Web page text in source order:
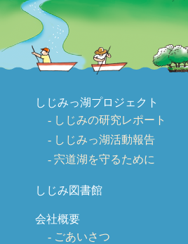
しじみっ湖プロジェクト
しじみの研究レポート
しじみっ湖活動報告
宍道湖を守るために
しじみ図書館
会社概要
ごあいさつ